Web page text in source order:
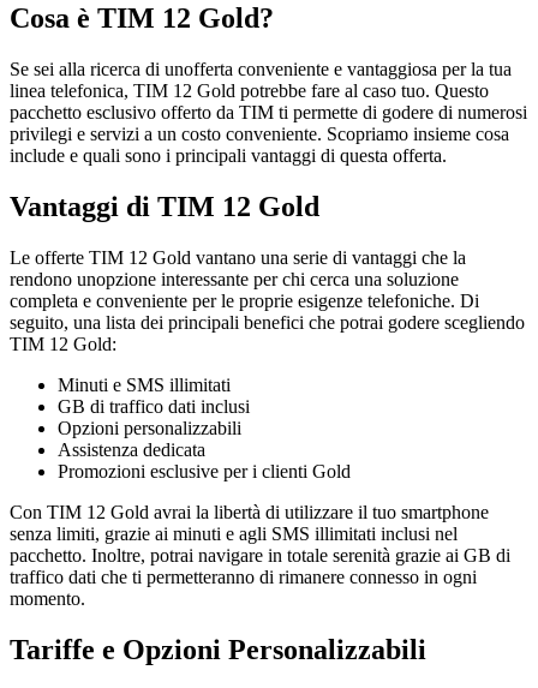
Cosa è TIM 12 Gold?
Se sei alla ricerca di unofferta conveniente e vantaggiosa per la tua
linea telefonica, TIM 12 Gold potrebbe fare al caso tuo. Questo
pacchetto esclusivo offerto da TIM ti permette di godere di numerosi
privilegi e servizi a un costo conveniente. Scopriamo insieme cosa
include e quali sono i principali vantaggi di questa offerta.
Vantaggi di TIM 12 Gold
Le offerte TIM 12 Gold vantano una serie di vantaggi che la
rendono unopzione interessante per chi cerca una soluzione
completa e conveniente per le proprie esigenze telefoniche. Di
seguito, una lista dei principali benefici che potrai godere scegliendo
TIM 12 Gold:
Minuti e SMS illimitati
GB di traffico dati inclusi
Opzioni personalizzabili
Assistenza dedicata
Promozioni esclusive per i clienti Gold
Con TIM 12 Gold avrai la libertà di utilizzare il tuo smartphone
senza limiti, grazie ai minuti e agli SMS illimitati inclusi nel
pacchetto. Inoltre, potrai navigare in totale serenità grazie ai GB di
traffico dati che ti permetteranno di rimanere connesso in ogni
momento.
Tariffe e Opzioni Personalizzabili